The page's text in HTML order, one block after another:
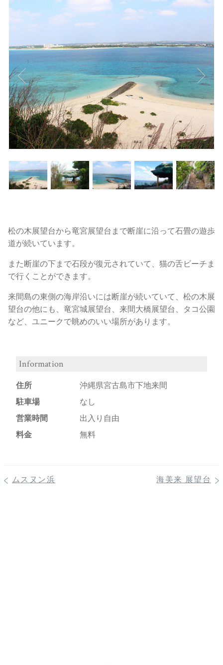
松の木展望台から竜宮展望台まで断崖に沿って石畳の遊歩
道が続いています。
また断崖の下まで石段が復元されていて、猫の舌ビーチま
で行くことができます。
来間島の東側の海岸沿いには断崖が続いていて、松の木展
望台の他にも、竜宮城展望台、来間大橋展望台、タコ公園
など、ユニークで眺めのいい場所があります。
Information
住所
沖縄県宮古島市下地来間
駐車場
なし
営業時間
出入り自由
料金
無料
ムスヌン浜 海美来 展望台